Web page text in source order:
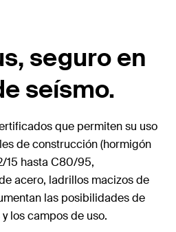
seguro en
seísmo.
que permiten su uso
de construcción (hormigón
15 hasta C80/95,
acero, ladrillos macizos de
las posibilidades de
los campos de uso.